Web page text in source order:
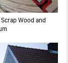
Wood and